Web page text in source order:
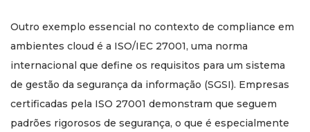
Outro exemplo essencial no contexto de compliance em
ambientes cloud é a ISO/IEC 27001, uma norma
internacional que define os requisitos para um sistema
de gestão da segurança da informação (SGSI). Empresas
certificadas pela ISO 27001 demonstram que seguem
padrões rigorosos de segurança, o que é especialmente